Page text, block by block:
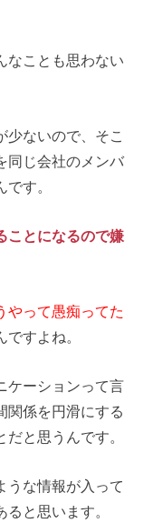
なことも思わない
少ないので、そこ
同じ会社のメンバ
す。
ことになるので嫌
やって愚痴ってた
ですよね。
ケーションって言
関係を円滑にする
と思うんです。
うな情報が入って
と思います。